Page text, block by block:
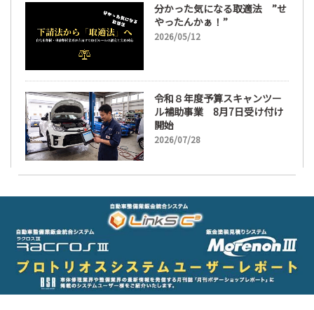
分かった気になる取適法 ”せ
やったんかぁ！”
2026/05/12
令和８年度予算スキャンツー
ル補助事業 8月7日受け付け
開始
2026/07/28